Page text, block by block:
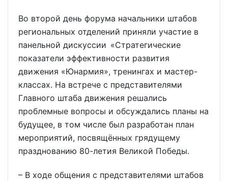
Во второй день форума начальники штабов
региональных отделений приняли участие в
панельной дискуссии «Стратегические
показатели эффективности развития
движения «Юнармия», тренингах и мастер-
классах. На встрече с представителями
Главного штаба движения решались
проблемные вопросы и обсуждались планы на
будущее, в том числе был разработан план
мероприятий, посвящённых грядущему
празднованию 80-летия Великой Победы.
– В ходе общения с представителями штабов